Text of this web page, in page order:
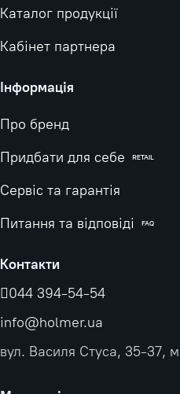
Каталог продукції
Кабінет партнера
Інформація
Про бренд
Придбати для себе
RETAIL
Сервіс та гарантія
Питання та відповіді
FAQ
Контакти
044 394-54-54
info@holmer.ua
вул. Василя Стуса, 35-37,